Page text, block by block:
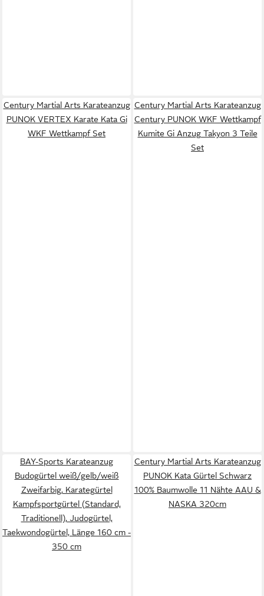
Century Martial Arts Karateanzug
PUNOK VERTEX Karate Kata Gi
WKF Wettkampf Set
Century Martial Arts Karateanzug
Century PUNOK WKF Wettkampf
Kumite Gi Anzug Takyon 3 Teile
Set
BAY-Sports Karateanzug
Budogürtel weiß/gelb/weiß
Zweifarbig, Karategürtel
Kampfsportgürtel (Standard,
Traditionell), Judogürtel,
Taekwondogürtel, Länge 160 cm -
350 cm
Century Martial Arts Karateanzug
PUNOK Kata Gürtel Schwarz
100% Baumwolle 11 Nähte AAU &
NASKA 320cm